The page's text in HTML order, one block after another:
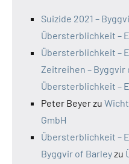
Suizide 2021 –
Übersterblichkeit –
Übersterblichkeit –
Zeitreihen – Byggvir
Übersterblichkeit –
Peter Beyerzu
GmbH
Übersterblichkeit –
Byggvir of Barleyzu